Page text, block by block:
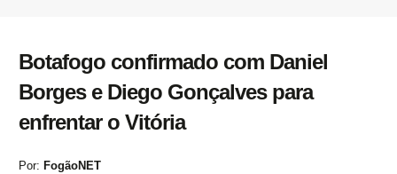
Botafogo confirmado com Daniel
Borges e Diego Gonçalves para
enfrentar o Vitória
Por: FogãoNET